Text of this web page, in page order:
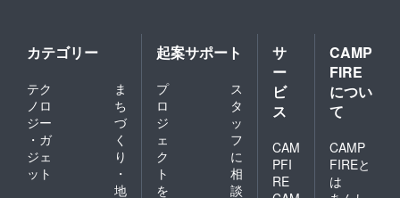
カテゴリー
テク
ノロ
ジー
・ガ
ジェ
ット
ま
ち
づ
く
り
・
地
起案サポート
プ
ロ
ジ
ェ
ク
ト
を
ス
タ
ッ
フ
に
相
談
サ
ー
ビ
ス
CAM
PFI
RE
CAMP
FIRE
につい
て
CAMP
FIREと
は